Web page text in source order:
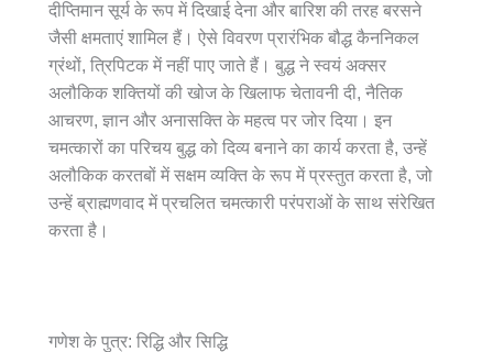
दीप्तिमान सूर्य के रूप में दिखाई देना और बारिश की तरह बरसने
जैसी क्षमताएं शामिल हैं। ऐसे विवरण प्रारंभिक बौद्ध कैननिकल
ग्रंथों, त्रिपिटक में नहीं पाए जाते हैं। बुद्ध ने स्वयं अक्सर
अलौकिक शक्तियों की खोज के खिलाफ चेतावनी दी, नैतिक
आचरण, ज्ञान और अनासक्ति के महत्व पर जोर दिया। इन
चमत्कारों का परिचय बुद्ध को दिव्य बनाने का कार्य करता है, उन्हें
अलौकिक करतबों में सक्षम व्यक्ति के रूप में प्रस्तुत करता है, जो
उन्हें ब्राह्मणवाद में प्रचलित चमत्कारी परंपराओं के साथ संरेखित
करता है।
गणेश के पुत्र: रिद्धि और सिद्धि